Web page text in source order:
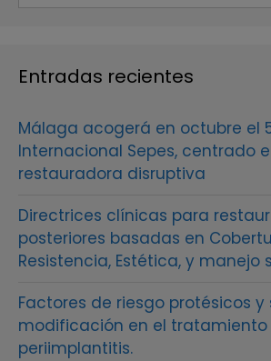
Entradas recientes
Málaga acogerá en octubre el
Internacional Sepes, centrado
restauradora disruptiva
Directrices clínicas para
posteriores basadas en
Resistencia, Estética, y manejo
Factores de riesgo protésicos y
modificación en el tratamiento
periimplantitis.